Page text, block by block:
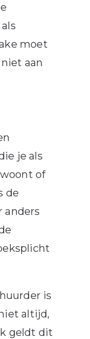
moet
aan
je als
of
de
anders
is
altijd,
geldt dit